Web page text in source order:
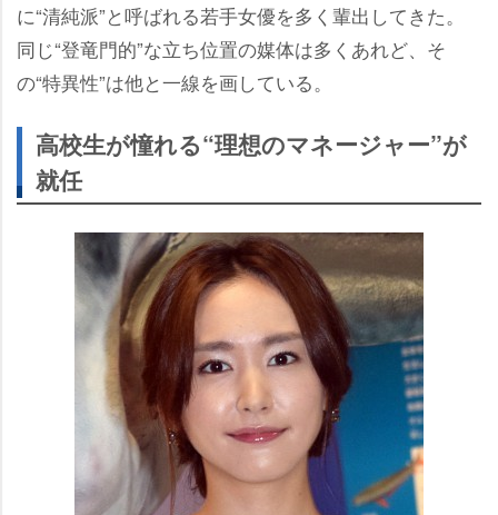
に“清純派”と呼ばれる若手女優を多く輩出してきた。
同じ“登竜門的”な立ち位置の媒体は多くあれど、そ
の“特異性”は他と一線を画している。
高校生が憧れる“理想のマネージャー”が
就任